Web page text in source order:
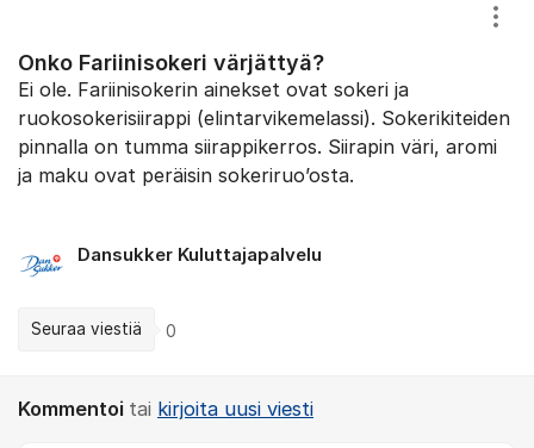
Onko Fariinisokeri värjättyä?
Ei ole. Fariinisokerin ainekset ovat sokeri ja
ruokosokerisiirappi (elintarvikemelassi). Sokerikiteiden
pinnalla on tumma siirappikerros. Siirapin väri, aromi
ja maku ovat peräisin sokeriruo’osta.
Dansukker Kuluttajapalvelu
Seuraa viestiä 0
Kommentoi tai kirjoita uusi viesti